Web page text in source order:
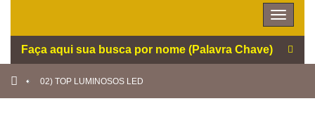
Toggle
02) TOP LUMINOSOS LED